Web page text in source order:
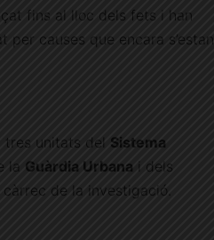
fins al lloc dels fets i han
per causes que encara s’estan
tres unitats del Sistema
la Guàrdia Urbana i dels
de la investigació.